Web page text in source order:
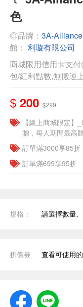
色
◎品牌： 3A-Alliance
館： 利璇有限公司
商城限用信用卡支
包/紅利點數,無搬運
$ 200 $299
【線上商城限定
贈，每人期間最高
訂單滿3000享85折
訂單滿699享95折
規格： 請選擇數量
折價券 查看可使用